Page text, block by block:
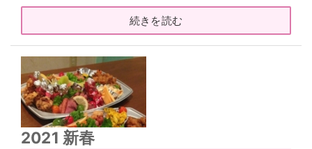
続きを読む
2021 新春